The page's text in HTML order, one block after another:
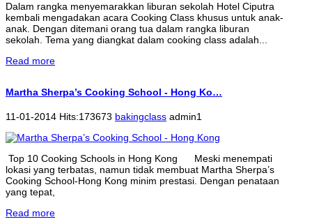
Dalam rangka menyemarakkan liburan sekolah Hotel Ciputra
kembali mengadakan acara Cooking Class khusus untuk anak-
anak. Dengan ditemani orang tua dalam rangka liburan
sekolah. Tema yang diangkat dalam cooking class adalah...
Read more
Martha Sherpa’s Cooking School - Hong Ko…
11-01-2014 Hits:173673 bakingclass admin1
Top 10 Cooking Schools in Hong Kong Meski menempati
lokasi yang terbatas, namun tidak membuat Martha Sherpa’s
Cooking School-Hong Kong minim prestasi. Dengan penataan
yang tepat,
Read more